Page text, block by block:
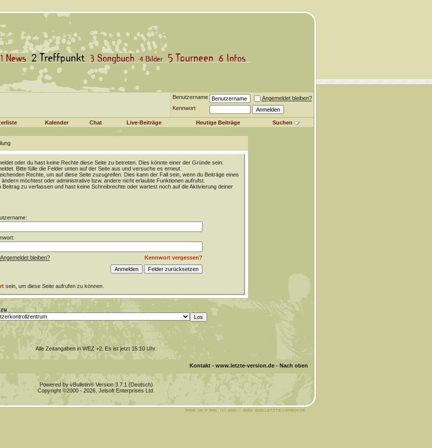
Benutzername
Angemeldet bleiben?
Kennwort
Kalender Chat Live-Beiträge Heutige Beiträge Suchen
oder du hast keine Rechte diese Seite zu betreten. Dies könnte einer der Gründe sein:
Bitte fülle die Felder unten auf der Seite aus und versuche es erneut.
Rechte, um auf diese Seite zuzugreifen. Dies kann der Fall sein, wenn du Beiträge eines
möchtest oder administrative bzw. andere nicht erlaubte Funktionen aufrufst.
Beitrag zu verfassen und hast keine Schreibrechte oder wartest noch auf die Aktivierung deiner
Kennwort vergessen?
Angemeldet bleiben?
sein, um diese Seite aufrufen zu können.
zu
Alle Zeitangaben in WEZ +2. Es ist jetzt15:10Uhr.
Kontakt- www.letzte-version.de- Nach oben
Powered by vBulletin® Version 3.7.1 (Deutsch)
Copyright ©2000 - 2026, Jelsoft Enterprises Ltd.